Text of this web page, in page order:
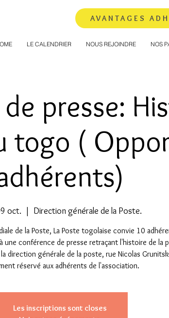
LE CALENDRIER NOUS REJOINDRE NOS
AVANTAGES
presse:
togo (
oct.
  |
Direction générale de la Poste.
de la Poste, La Poste togolaise convie 10
une conférence de presse retraçant l'histoire de la
la direction générale de la poste, rue Nicolas
réservé aux adhérents de l'association.
Les inscriptions sont closes